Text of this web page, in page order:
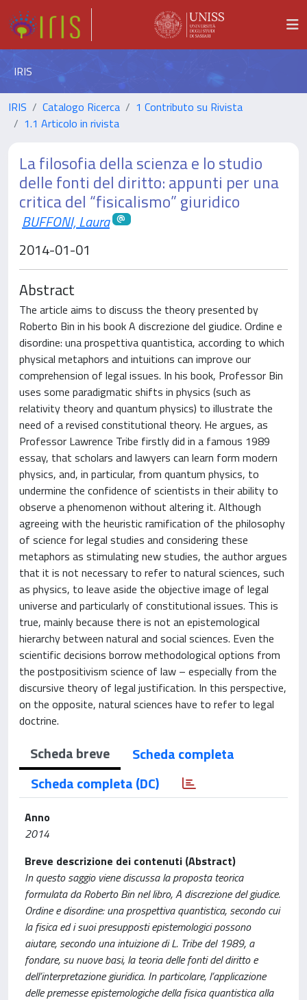
IRIS
IRIS Catalogo Ricerca
1 Contributo su Rivista
1.1 Articolo in rivista
La filosofia della scienza e lo studio
delle fonti del diritto: appunti per una
critica del “fisicalismo” giuridico
BUFFONI, Laura
2014-01-01
Abstract
The article aims to discuss the theory presented by
Roberto Bin in his book A discrezione del giudice. Ordine e
disordine: una prospettiva quantistica, according to which
physical metaphors and intuitions can improve our
comprehension of legal issues. In his book, Professor Bin
uses some paradigmatic shifts in physics (such as
relativity theory and quantum physics) to illustrate the
need of a revised constitutional theory. He argues, as
Professor Lawrence Tribe firstly did in a famous 1989
essay, that scholars and lawyers can learn form modern
physics, and, in particular, from quantum physics, to
undermine the confidence of scientists in their ability to
observe a phenomenon without altering it. Although
agreeing with the heuristic ramification of the philosophy
of science for legal studies and considering these
metaphors as stimulating new studies, the author argues
that it is not necessary to refer to natural sciences, such
as physics, to leave aside the objective image of legal
universe and particularly of constitutional issues. This is
true, mainly because there is not an epistemological
hierarchy between natural and social sciences. Even the
scientific decisions borrow methodological options from
the postpositivism science of law – especially from the
discursive theory of legal justification. In this perspective,
on the opposite, natural sciences have to refer to legal
doctrine.
Scheda breve
Scheda completa
Scheda completa (DC)
Anno
2014
Breve descrizione dei contenuti (Abstract)
In questo saggio viene discussa la proposta teorica
formulata da Roberto Bin nel libro, A discrezione del giudice.
Ordine e disordine: una prospettiva quantistica, secondo cui
la fisica ed i suoi presupposti epistemologici possono
aiutare, secondo una intuizione di L. Tribe del 1989, a
fondare, su nuove basi, la teoria delle fonti del diritto e
dell’interpretazione giuridica. In particolare, l’applicazione
delle premesse epistemologiche della fisica quantistica alla